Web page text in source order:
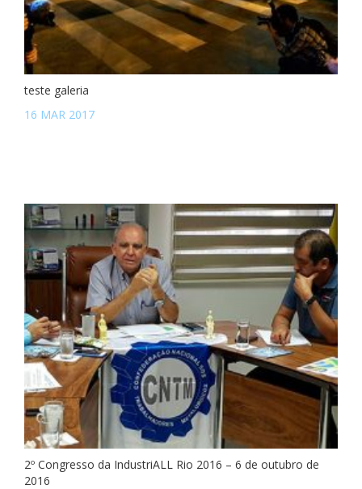
teste galeria
16 MAR 2017
2º Congresso da IndustriALL Rio 2016 – 6 de outubro de
2016